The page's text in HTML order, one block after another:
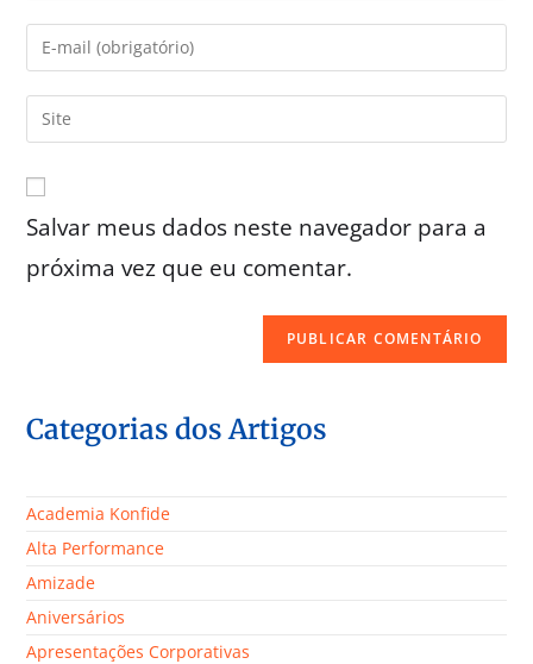
Salvar meus dados neste navegador para a
próxima vez que eu comentar.
Categorias dos Artigos
Academia Konfide
Alta Performance
Amizade
Aniversários
Apresentações Corporativas